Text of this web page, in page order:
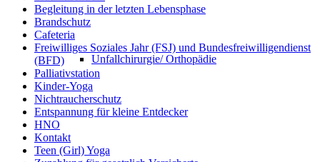
Unfallchirurgie/ Orthopädie
Begleitung in der letzten Lebensphase
Brandschutz
Cafeteria
Freiwilliges Soziales Jahr (FSJ) und Bundesfreiwilligendienst
(BFD)
Palliativstation
Kinder-Yoga
Nichtraucherschutz
Entspannung für kleine Entdecker
HNO
Kontakt
Teen (Girl) Yoga